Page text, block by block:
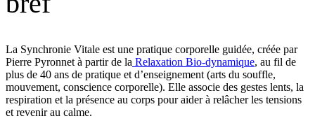
La Synchronie Vitale est une pratique corporelle guidée, créée par
Pierre Pyronnet à partir de la Relaxation Bio-dynamique, au fil de
plus de 40 ans de pratique et d’enseignement (arts du souffle,
mouvement, conscience corporelle). Elle associe des gestes lents, la
respiration et la présence au corps pour aider à relâcher les tensions
et revenir au calme.